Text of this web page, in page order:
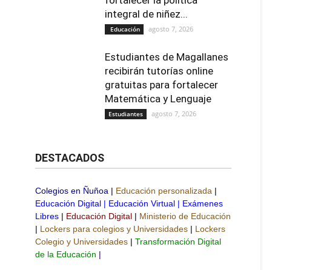
integral de niñez...
Educación agosto 7, 2026
Estudiantes de Magallanes
recibirán tutorías online
gratuitas para fortalecer
Matemática y Lenguaje
Estudiantes agosto 7, 2026
DESTACADOS
Colegios en Ñuñoa | Educación personalizada |
Educación Digital | Educación Virtual | Exámenes
Libres | Educación Digital | Ministerio de Educación
| Lockers para colegios y Universidades | Lockers
Colegio y Universidades | Transformación Digital
de la Educación |